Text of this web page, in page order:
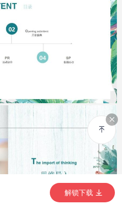
解锁下载 (3587次)
解锁下载